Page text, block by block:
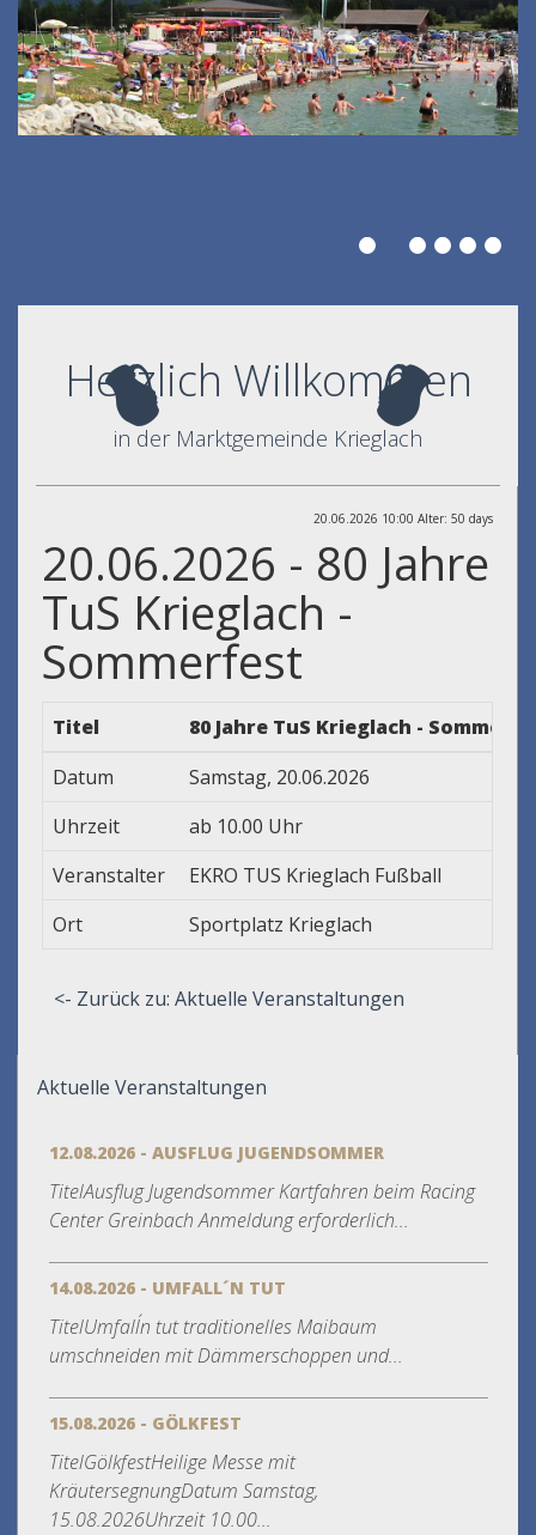
Herzlich Willkommen
in der Marktgemeinde Krieglach
20.06.2026 10:00 Alter: 50 days
20.06.2026 - 80 Jahre
TuS Krieglach -
Sommerfest
Titel
80 Jahre TuS Krieglach -
Datum
Samstag, 20.06.2026
Uhrzeit
ab 10.00 Uhr
Veranstalter
EKRO TUS Krieglach Fußball
Ort
Sportplatz Krieglach
<- Zurück zu: Aktuelle Veranstaltungen
Aktuelle Veranstaltungen
12.08.2026 - AUSFLUG JUGENDSOMMER
TitelAusflug Jugendsommer Kartfahren beim Racing
Center Greinbach Anmeldung erforderlich...
14.08.2026 - UMFALL´N TUT
TitelUmfall´n tut traditionelles Maibaum
umschneiden mit Dämmerschoppen und...
15.08.2026 - GÖLKFEST
TitelGölkfestHeilige Messe mit
KräutersegnungDatum Samstag,
15.08.2026Uhrzeit 10.00...